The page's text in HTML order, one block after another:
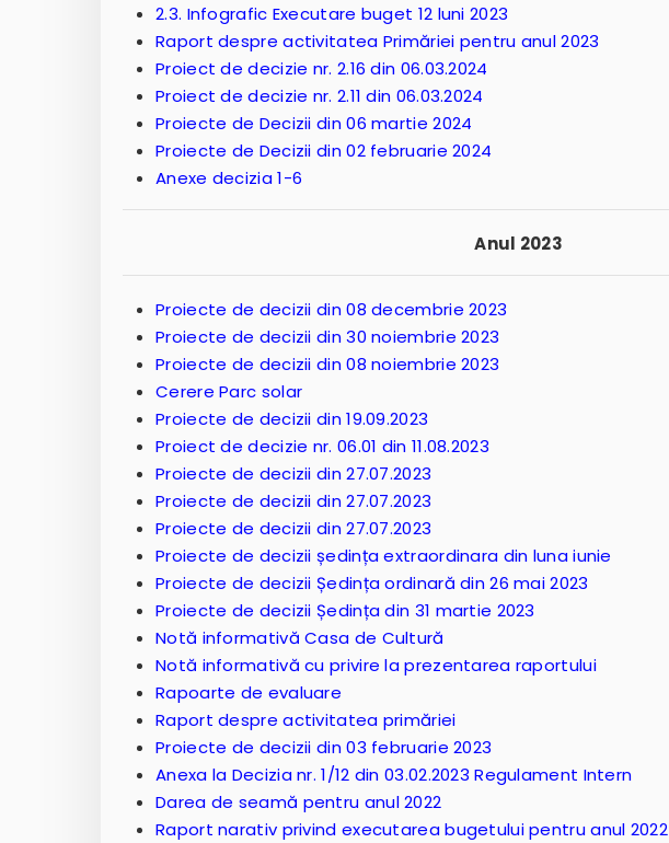
2.3. Infografic Executare buget 12 luni 2023
Raport despre activitatea Primăriei pentru anul 2023
Proiect de decizie nr. 2.16 din 06.03.2024
Proiect de decizie nr. 2.11 din 06.03.2024
Proiecte de Decizii din 06 martie 2024
Proiecte de Decizii din 02 februarie 2024
Anexe decizia 1-6
Anul 2023
Proiecte de decizii din 08 decembrie 2023
Proiecte de decizii din 30 noiembrie 2023
Proiecte de decizii din 08 noiembrie 2023
Cerere Parc solar
Proiecte de decizii din 19.09.2023
Proiect de decizie nr. 06.01 din 11.08.2023
Proiecte de decizii din 27.07.2023
Proiecte de decizii din 27.07.2023
Proiecte de decizii din 27.07.2023
Proiecte de decizii ședința extraordinara din luna iunie
Proiecte de decizii Ședința ordinară din 26 mai 2023
Proiecte de decizii Ședința din 31 martie 2023
Notă informativă Casa de Cultură
Notă informativă cu privire la prezentarea raportului
Rapoarte de evaluare
Raport despre activitatea primăriei
Proiecte de decizii din 03 februarie 2023
Anexa la Decizia nr. 1/12 din 03.02.2023 Regulament Intern
Darea de seamă pentru anul 2022
Raport narativ privind executarea bugetului pentru anul 2022